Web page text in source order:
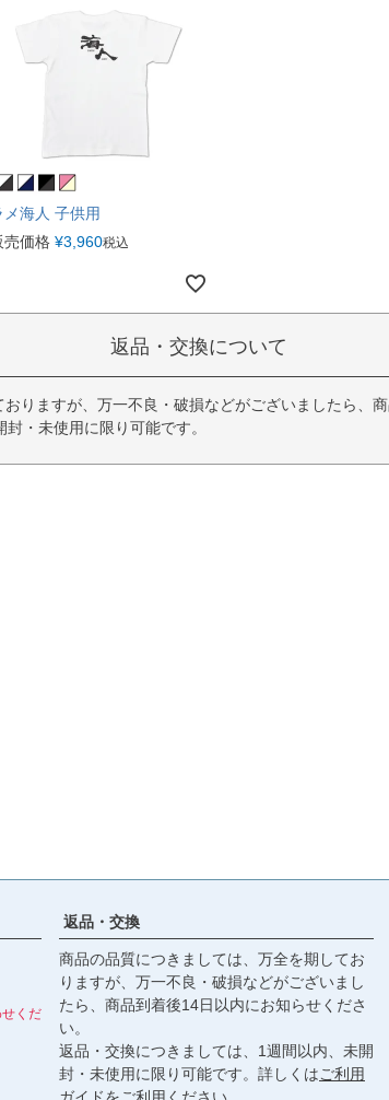
メ海人 子供用
売価格 ¥3,960税込
返品・交換について
りますが、万一不良・破損などがございましたら、
・未使用に限り可能です。
くだ
返品・交換
商品の品質につきましては、万全を期してお
りますが、万一不良・破損などがございまし
たら、商品到着後14日以内にお知らせくださ
い。
返品・交換につきましては、1週間以内、未開
封・未使用に限り可能です。詳しくはご利用